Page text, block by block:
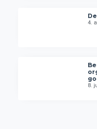
4.
8.